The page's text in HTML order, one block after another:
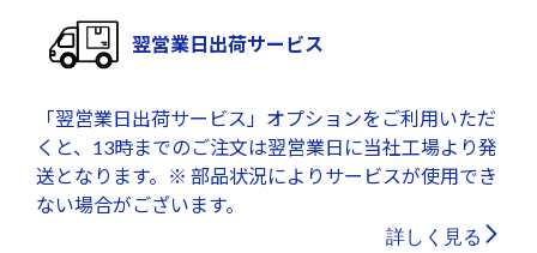
翌営業日出荷サービス
「翌営業日出荷サービス」オプションをご利用いただ
くと、13時までのご注文は翌営業日に当社工場より発
送となります。※ 部品状況によりサービスが使用でき
ない場合がございます。
詳しく見る